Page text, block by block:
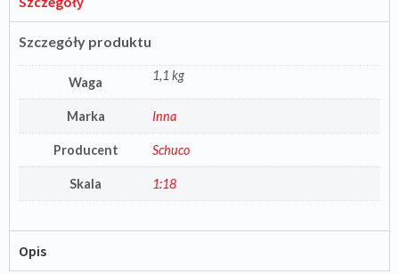
Szczegóły produktu
Waga 1,1 kg
Marka Inna
Producent Schuco
Skala 1:18
Opis